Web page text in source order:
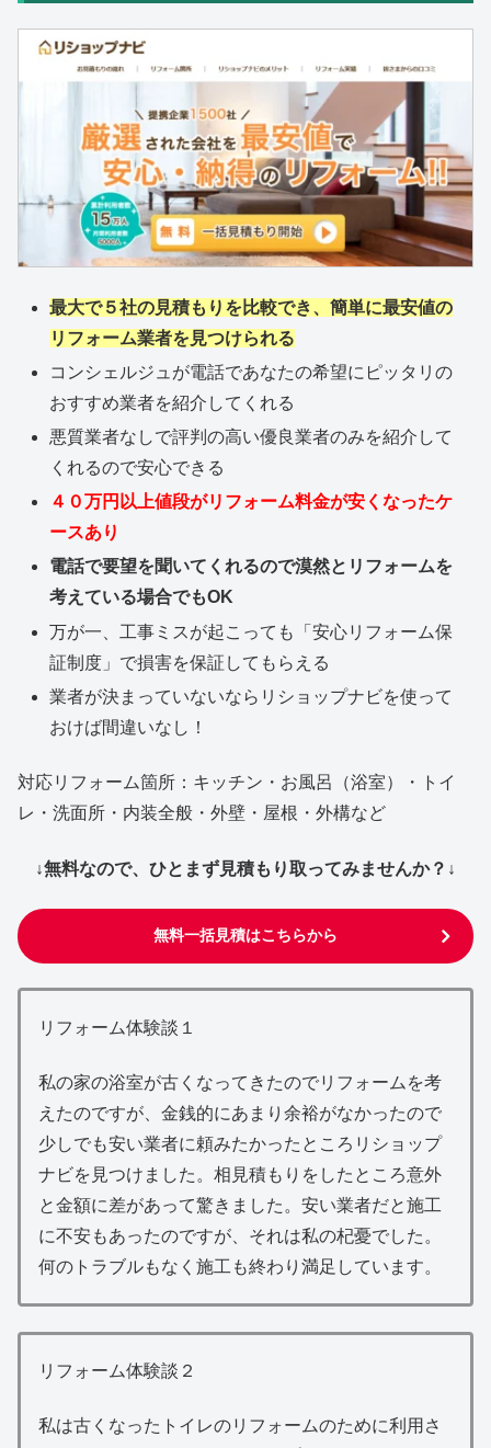
最大で５社の見積もりを比較でき、簡単に最安値の
リフォーム業者を見つけられる
コンシェルジュが電話であなたの希望にピッタリの
おすすめ業者を紹介してくれる
悪質業者なしで評判の高い優良業者のみを紹介して
くれるので安心できる
４０万円以上値段がリフォーム料金が安くなったケ
ースあり
電話で要望を聞いてくれるので漠然とリフォームを
考えている場合でもOK
万が一、工事ミスが起こっても「安心リフォーム保
証制度」で損害を保証してもらえる
業者が決まっていないならリショップナビを使って
おけば間違いなし！
対応リフォーム箇所：キッチン・お風呂（浴室）・トイ
レ・洗面所・内装全般・外壁・屋根・外構など
↓無料なので、ひとまず見積もり取ってみませんか？↓
無料一括見積はこちらから
リフォーム体験談１
私の家の浴室が古くなってきたのでリフォームを考
えたのですが、金銭的にあまり余裕がなかったので
少しでも安い業者に頼みたかったところリショップ
ナビを見つけました。相見積もりをしたところ意外
と金額に差があって驚きました。安い業者だと施工
に不安もあったのですが、それは私の杞憂でした。
何のトラブルもなく施工も終わり満足しています。
リフォーム体験談２
私は古くなったトイレのリフォームのために利用さ